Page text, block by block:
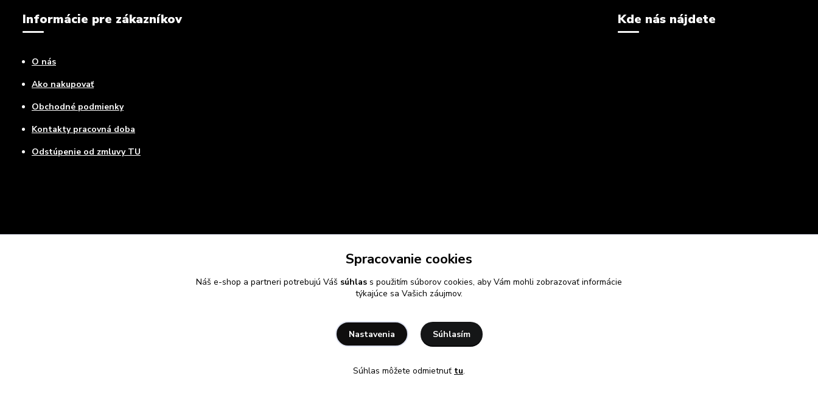
Informácie pre zákazníkov
O nás
Ako nakupovať
Obchodné podmienky
Kontakty pracovná doba
Odstúpenie od zmluvy TU
Kde nás nájdete
Spracovanie cookies
Náš e-shop a partneri potrebujú Váš súhlas s použitím súborov cookies, aby Vám mohli zobrazovať informácie
týkajúce sa Vašich záujmov.
Nastavenia Súhlasím
Súhlas môžete odmietnuť tu.